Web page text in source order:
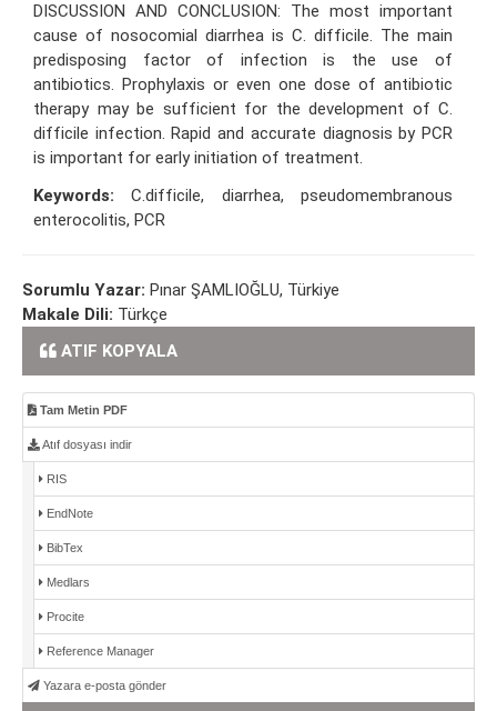
DISCUSSION AND CONCLUSION: The most important
cause of nosocomial diarrhea is C. difficile. The main
predisposing factor of infection is the use of
antibiotics. Prophylaxis or even one dose of antibiotic
therapy may be sufficient for the development of C.
difficile infection. Rapid and accurate diagnosis by PCR
is important for early initiation of treatment.
Keywords: C.difficile, diarrhea, pseudomembranous
enterocolitis, PCR
Sorumlu Yazar: Pınar ŞAMLIOĞLU, Türkiye
Makale Dili: Türkçe
ATIF KOPYALA
Tam Metin PDF
Atıf dosyası indir
RIS
EndNote
BibTex
Medlars
Procite
Reference Manager
Yazara e-posta gönder